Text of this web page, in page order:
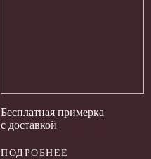
Бесплатная примерка
с доставкой
ПОДРОБНЕЕ